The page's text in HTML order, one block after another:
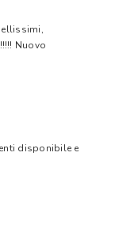
Nuovo
disponibile e